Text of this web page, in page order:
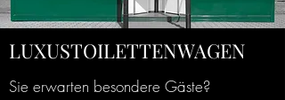
LUXUSTOILETTENWAGEN
Sie erwarten besondere Gäste?